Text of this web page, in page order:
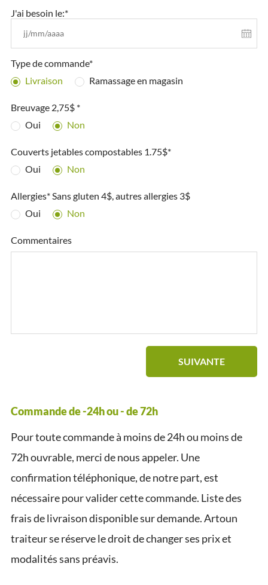
J'ai besoin le:*
Type de commande*
Livraison
Ramassage en magasin
Breuvage 2,75$ *
Oui
Non
Couverts jetables compostables 1.75$*
Oui
Non
Allergies* Sans gluten 4$, autres allergies 3$
Oui
Non
Commentaires
SUIVANTE
Commande de -24h ou - de 72h
Pour toute commande à moins de 24h ou moins de
72h ouvrable, merci de nous appeler. Une
confirmation téléphonique, de notre part, est
nécessaire pour valider cette commande. Liste des
frais de livraison disponible sur demande. Artoun
traiteur se réserve le droit de changer ses prix et
modalités sans préavis.